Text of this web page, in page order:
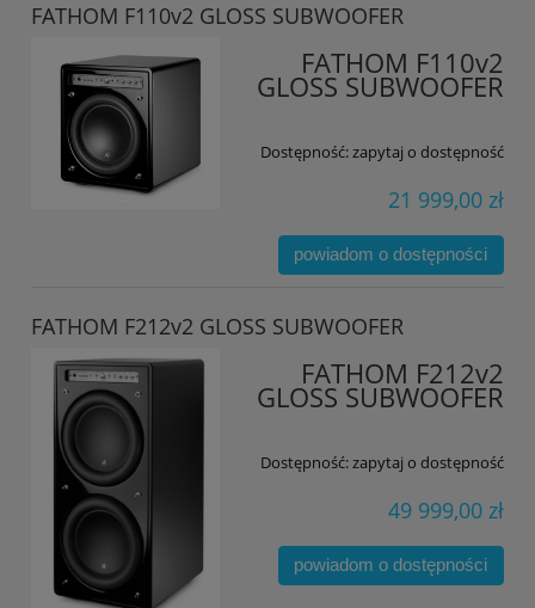
FATHOM F110v2 GLOSS SUBWOOFER
FATHOM F110v2
GLOSS SUBWOOFER
Dostępność:zapytaj o dostępność
21 999,00 zł
powiadom o dostępności
FATHOM F212v2 GLOSS SUBWOOFER
FATHOM F212v2
GLOSS SUBWOOFER
Dostępność:zapytaj o dostępność
49 999,00 zł
powiadom o dostępności